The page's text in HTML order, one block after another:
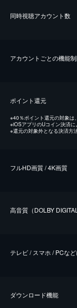
同時視聴アカウント数
アカウントごとの機能
ポイント還元
※40％ポイント還元の対象は
※iOSアプリのUコイン決済
※還元の対象外となる決済方
フルHD画質 / 4K画質
⾼⾳質（DOLBY
テレビ / スマホ / PCな
ダウンロード機能